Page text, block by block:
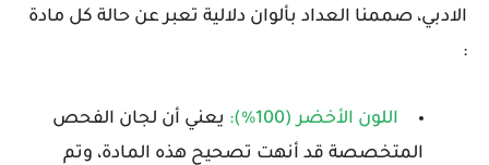
الادبي، صممنا العداد بألوان دلالية تعبر عن حالة كل مادة
:
اللون الأخضر (100%):
يعني أن لجان الفحص
المتخصصة قد أنهت تصحيح هذه المادة، وتم